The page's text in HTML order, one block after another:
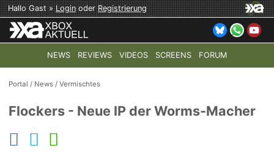
Hallo Gast »LoginoderRegistrierung
NEWS REVIEWS VIDEOS SCREENS FORUM
TOP-THEMEN: COD: MODERN WARFARE 4 HALO:
Portal / News /Vermischtes
Flockers - Neue IP der Worms-Macher